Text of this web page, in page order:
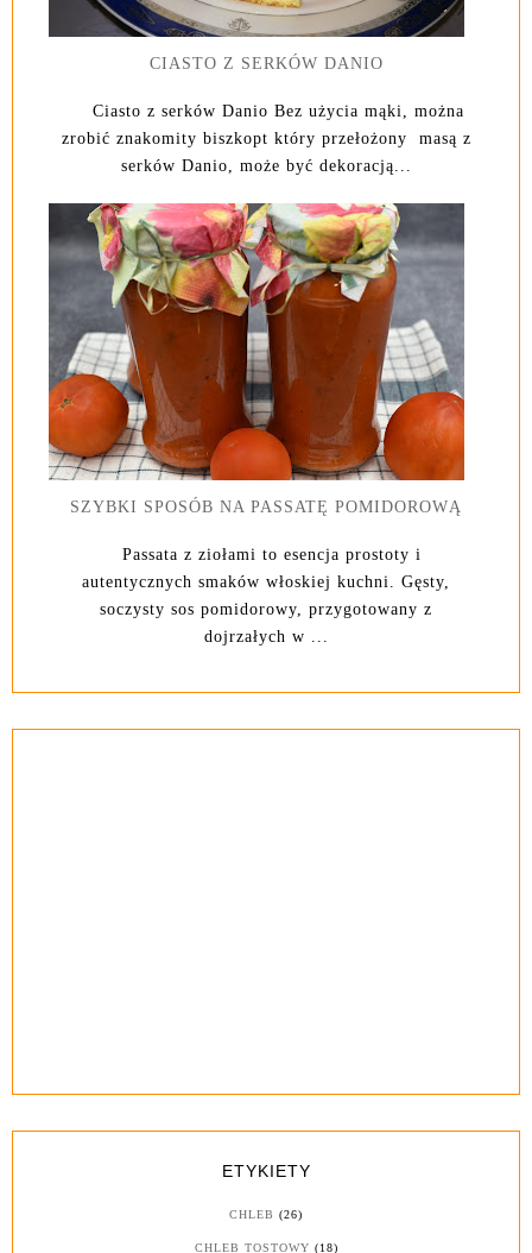
CIASTO Z SERKÓW DANIO
Ciasto z serków Danio Bez użycia mąki, można
zrobić znakomity biszkopt który przełożony masą z
serków Danio, może być dekoracją...
SZYBKI SPOSÓB NA PASSATĘ POMIDOROWĄ
Passata z ziołami to esencja prostoty i
autentycznych smaków włoskiej kuchni. Gęsty,
soczysty sos pomidorowy, przygotowany z
dojrzałych w ...
ETYKIETY
CHLEB (26)
CHLEB TOSTOWY (18)